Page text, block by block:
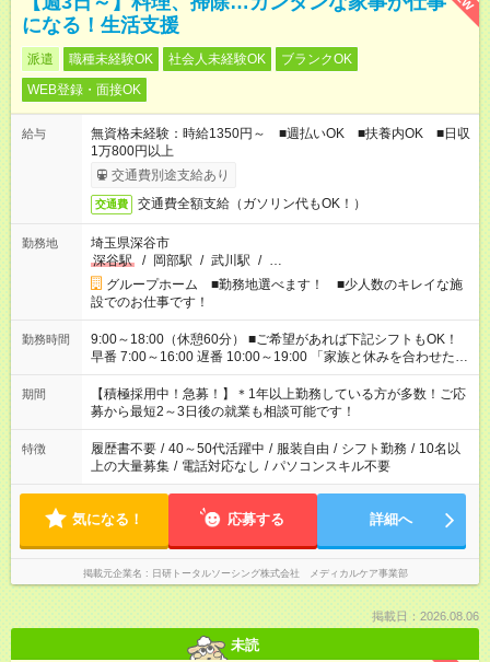
になる！生活支援
派遣 職種未経験OK 社会人未経験OK
ブランクOK
WEB登録・面接OK
給与
無資格未経験：時給1350円～ ■週払いOK ■扶養内OK ■日収
1万800円以上
交通費別途支給あり
交通費 交通費全額支給（ガソリン代もOK！）
勤務地
埼玉県深谷市
深谷駅
/ 岡部駅 / 武川駅 / …
グループホーム ■勤務地選べます！ ■少人数のキレイな施
設でのお仕事です！
勤務時間
9:00～18:00（休憩60分） ■ご希望があれば下記シフトもOK！
早番 7:00～16:00 遅番 10:00～19:00 「家族と休みを合わせた
い」 「余裕を持って夕飯の準備がしたい」 「できれば残業はし
たくない」 など、ご希望を教えてくださいね。 ※Wワーク希望
の方へ 今ご覧のお仕事で希望する勤務時間と、もう1つのお仕事
の勤務時間。 合計で週40時間を超える場合は応募できません。
期間
【積極採用中！急募！】＊1年以上勤務している方が多数！ご応
募から最短2～3日後の就業も相談可能です！
特徴 履歴書不要 / 40～50代活躍中 / 服装自由 / シフト勤務 / 10名以
上の大量募集 / 電話対応なし / パソコンスキル不要
気になる！ 応募する 詳細へ
掲載元企業名 日研トータルソーシング株式会社 メディカルケア事業部
掲載日：2026.08.06
未読